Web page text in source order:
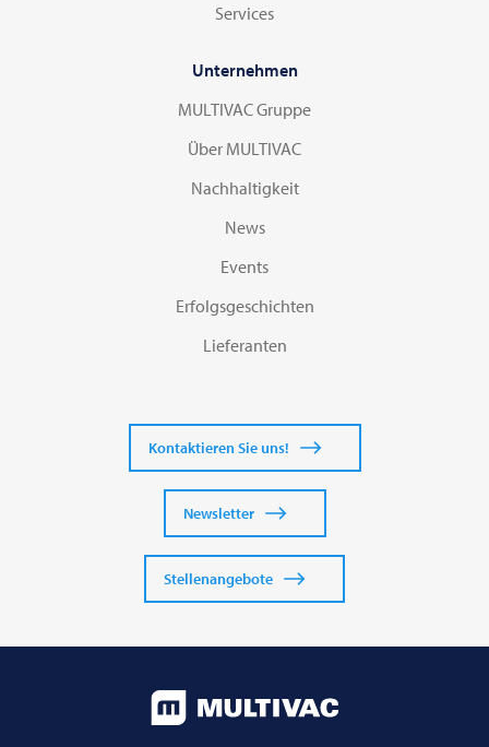
Services
Unternehmen
MULTIVAC Gruppe
Über MULTIVAC
Nachhaltigkeit
News
Events
Erfolgsgeschichten
Lieferanten
Kontaktieren Sie uns!
Newsletter
Stellenangebote